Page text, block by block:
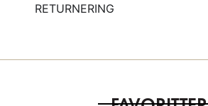
RETURNERING